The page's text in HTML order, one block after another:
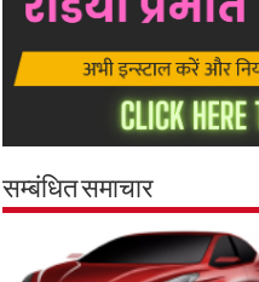
सम्बंधित समाचार